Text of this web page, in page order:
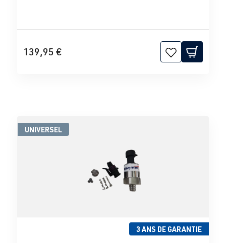
139,95 €
UNIVERSEL
3 ANS DE GARANTIE